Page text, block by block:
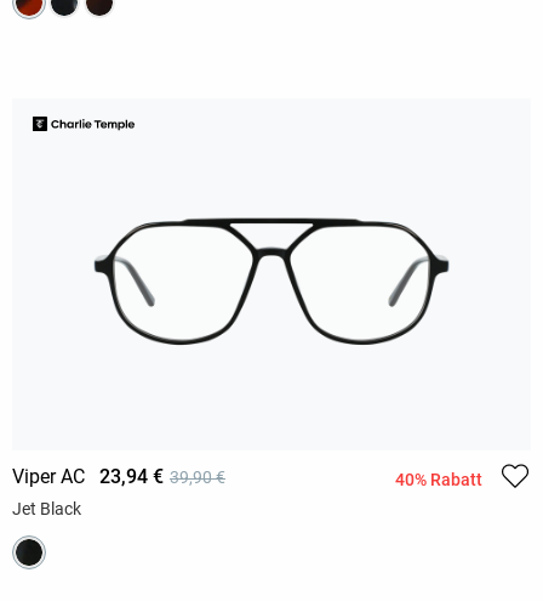
Viper AC 23,94 € 39,90 €
40% Rabatt
Jet Black